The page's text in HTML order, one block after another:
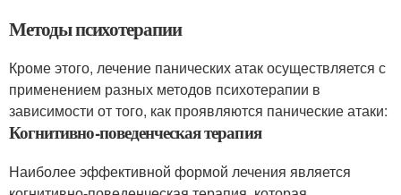
Методы психотерапии
Кроме этого, лечение панических атак осуществляется с
применением разных методов психотерапии в
зависимости от того, как проявляются панические атаки:
Когнитивно-поведенческая терапия
Наиболее эффективной формой лечения является